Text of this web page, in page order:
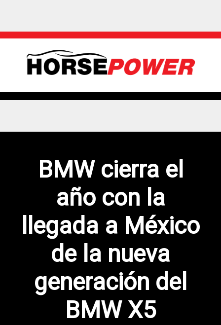
BMW cierra el
año con la
llegada a México
de la nueva
generación del
BMW X5